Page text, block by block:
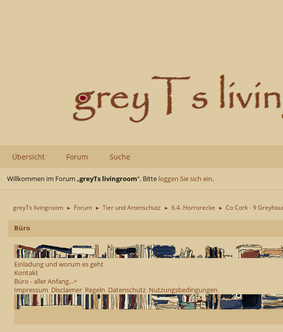
Übersicht Forum Suche
Willkommen im Forum „greyTs livingroom“. Bitte loggen Sie sich ein.
greyTs livingroom ► Forum ► Tier und Artenschutz ► 6.4. Horrorecke ► Co Cork - 9
Büro
Einladung und worum es geht
Kontakt
Büro - aller Anfang...>
Impressum Disclaimer Regeln Datenschutz Nutzungsbedingungen